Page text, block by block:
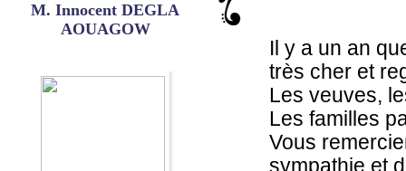
M. Innocent DEGLA
AOUAGOW
Il y a un an
très cher et
Les veuves,
Les familles
Vous
sympathie et